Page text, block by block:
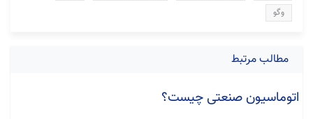
وگو
مطالب مرتبط
اتوماسیون صنعتی چیست؟